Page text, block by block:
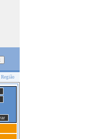
Região